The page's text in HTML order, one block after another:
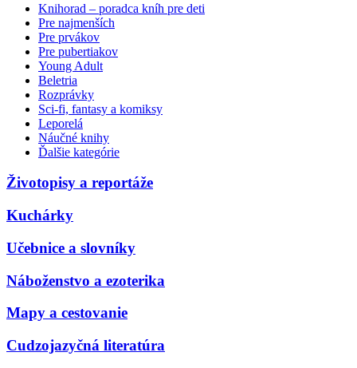
Knihorad – poradca kníh pre deti
Pre najmenších
Pre prvákov
Pre pubertiakov
Young Adult
Beletria
Rozprávky
Sci-fi, fantasy a komiksy
Leporelá
Náučné knihy
Ďalšie kategórie
Životopisy a reportáže
Kuchárky
Učebnice a slovníky
Náboženstvo a ezoterika
Mapy a cestovanie
Cudzojazyčná literatúra